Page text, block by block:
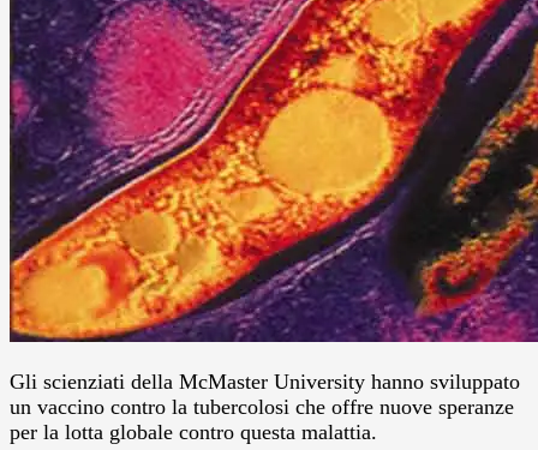
Gli scienziati della McMaster University hanno sviluppato
un vaccino contro la tubercolosi che offre nuove speranze
per la lotta globale contro questa malattia.